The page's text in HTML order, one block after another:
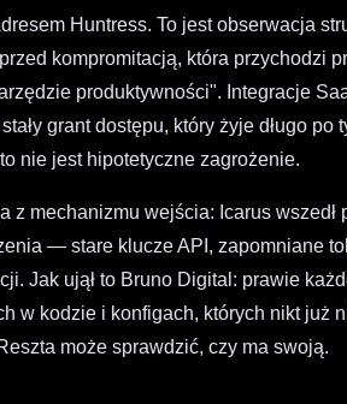
Huntress. To jest obserwacja
kompromitacją, która przychodzi
produktywności". Integracje
grant dostępu, który żyje długo
nie jest hipotetyczne zagrożenie.
z mechanizmu wejścia: Icarus
— stare klucze API, zapomniane
Jak ujął to Bruno Digital: prawie
w kodzie i konfigach, których nikt już
może sprawdzić, czy ma swoją.